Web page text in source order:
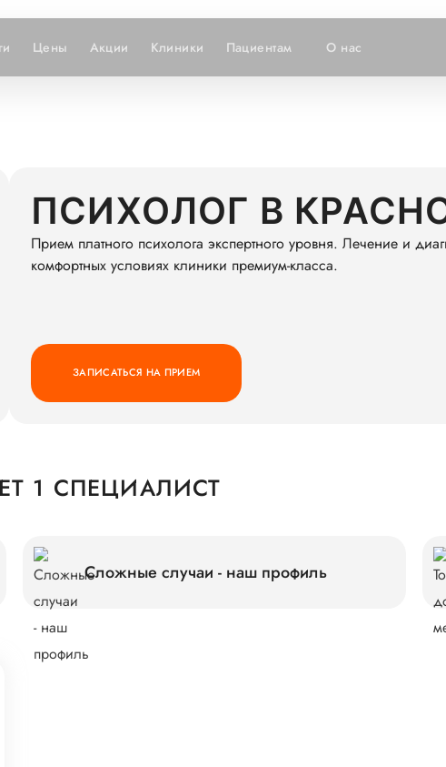
Цены Акции Клиники Пациентам О нас
ПСИХОЛОГ В
Прием платного психолога экспертного уровня. Лечение и
комфортных условиях клиники премиум-класса.
ЗАПИСАТЬСЯ НА ПРИЕМ
1 СПЕЦИАЛИСТ
Сложные случаи - наш профиль